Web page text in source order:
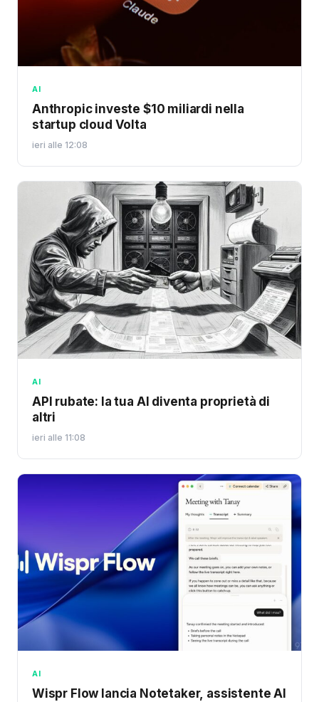
AI
Anthropic investe $10 miliardi nella
startup cloud Volta
ieri alle 12:08
AI
API rubate: la tua AI diventa proprietà di
altri
ieri alle 11:08
AI
Wispr Flow lancia Notetaker, assistente AI